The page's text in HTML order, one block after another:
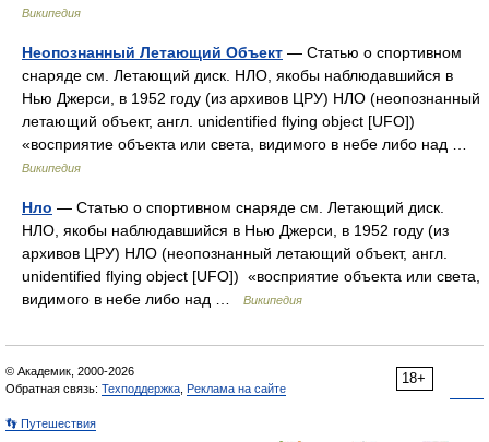
Википедия
Неопознанный Летающий Объект — Статью о спортивном
снаряде см. Летающий диск. НЛО, якобы наблюдавшийся в
Нью Джерси, в 1952 году (из архивов ЦРУ) НЛО (неопознанный
летающий объект, англ. unidentified flying object [UFO])
«восприятие объекта или света, видимого в небе либо над …
Википедия
Нло — Статью о спортивном снаряде см. Летающий диск.
НЛО, якобы наблюдавшийся в Нью Джерси, в 1952 году (из
архивов ЦРУ) НЛО (неопознанный летающий объект, англ.
unidentified flying object [UFO]) «восприятие объекта или света,
видимого в небе либо над …
Википедия
18+
© Академик, 2000-2026
Обратная связь: Техподдержка Реклама на сайте
👣 Путешествия